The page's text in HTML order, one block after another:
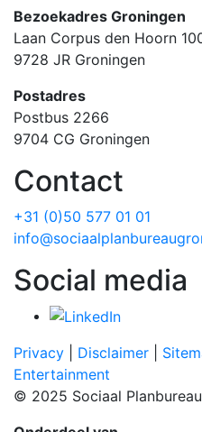
Bezoekadres Groningen
Laan Corpus den Hoorn
9728 JR Groningen
Postadres
Postbus 2266
9704 CG Groningen
Contact
+31 (0)50 577 01 01
Social media
Privacy Disclaimer
Entertainment
© 2025 Sociaal